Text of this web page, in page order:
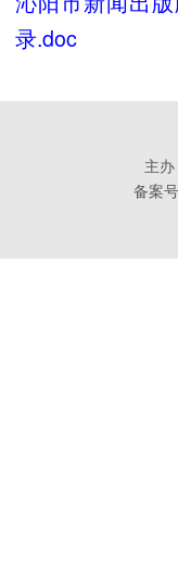
录.doc
主
备案号